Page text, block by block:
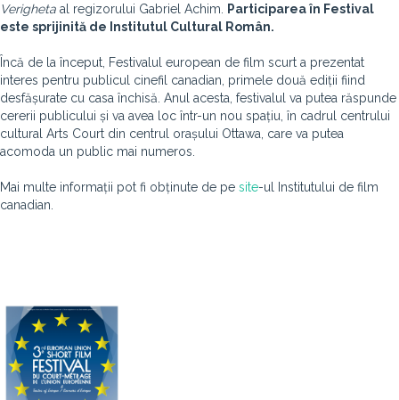
Verigheta al regizorului Gabriel Achim.
Participarea în Festival
este sprijinită de Institutul Cultural Român.
Încă de la început, Festivalul european de film scurt a prezentat
interes pentru publicul cinefil canadian, primele două ediții fiind
desfășurate cu casa închisă. Anul acesta, festivalul va putea răspunde
cererii publicului și va avea loc într-un nou spațiu, în cadrul centrului
cultural Arts Court din centrul orașului Ottawa, care va putea
acomoda un public mai numeros.
Mai multe informații pot fi obținute de pe site-ul Institutului de film
canadian.